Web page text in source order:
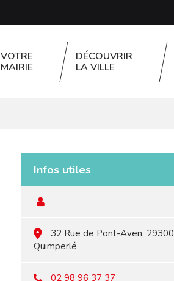
VOTRE
MAIRIE
DÉCOUVRIR
LA VILLE
Infos utiles
32 Rue de Pont-Aven, 29300
Quimperlé
02 98 96 37 37